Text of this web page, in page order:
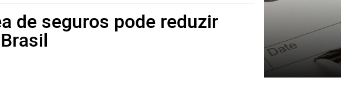
de seguros pode reduzir